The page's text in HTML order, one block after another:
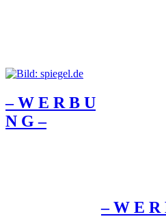
– W Ε R Β U
Ν G –
– W Ε R